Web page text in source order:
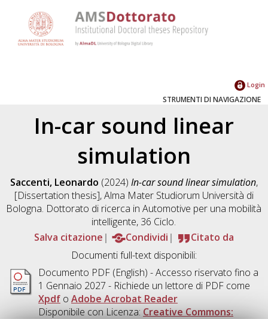
Login
STRUMENTI DI NAVIGAZIONE
In-car sound linear
simulation
Saccenti, Leonardo (2024) In-car sound linear simulation,
[Dissertation thesis], Alma Mater Studiorum Università di
Bologna. Dottorato di ricerca inAutomotive per una mobilità
intelligente, 36 Ciclo.
Salva citazione
Condividi
Citato da
Documenti full-text disponibili:
Documento PDF(English) - Accesso riservato fino a
1 Gennaio 2027 - Richiede un lettore di PDF come
Xpdfo Adobe Acrobat Reader
Disponibile con Licenza:Creative Commons: